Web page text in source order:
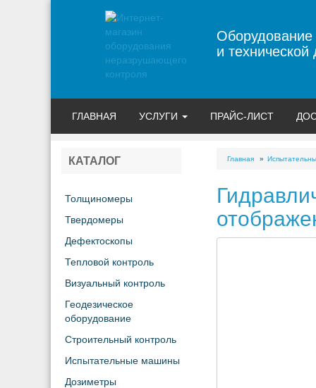
и технической
ГЛАВНАЯ УСЛУГИ ПРАЙС-ЛИСТ
КАТАЛОГ
Толщиномеры
Твердомеры
Дефектоскопы
Тепловой контроль
Визуальный контроль
Геодезическое
оборудование
Строительный контроль
Испытательные машины
Дозиметры
Главная